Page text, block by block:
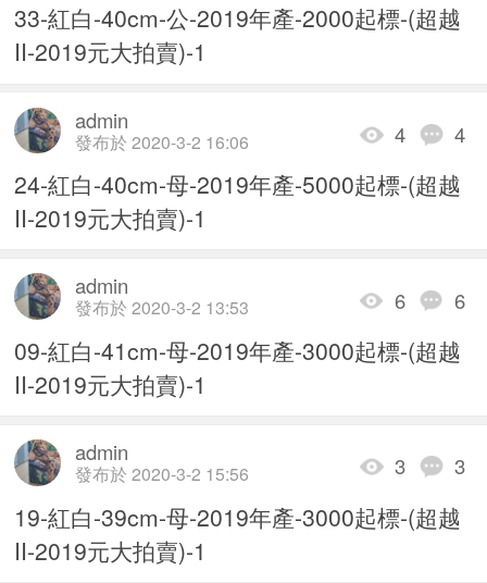
33-紅白-40cm-公-2019年產-2000起標-(超越
II-2019元大拍賣)-1
4 4
admin
發布於 2020-3-2 16:06
24-紅白-40cm-母-2019年產-5000起標-(超越
II-2019元大拍賣)-1
6 6
admin
發布於 2020-3-2 13:53
09-紅白-41cm-母-2019年產-3000起標-(超越
II-2019元大拍賣)-1
3 3
admin
發布於 2020-3-2 15:56
19-紅白-39cm-母-2019年產-3000起標-(超越
II-2019元大拍賣)-1